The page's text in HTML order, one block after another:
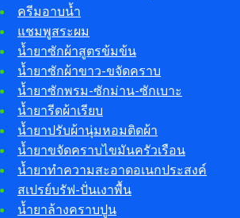
ครีมอาบน้ำ
แชมพูสระผม
น้ำยาซักผ้าสูตรข้มข้น
น้ำยาซักผ้าขาว-ขจัดคราบ
น้ำยาซักพรม-ซักม่าน-ซักเบาะ
น้ำยารีดผ้าเรียบ
น้ำยาปรับผ้านุ่มหอมติดผ้า
น้ำยาขจัดคราบไขมันครัวเรือน
น้ำยาทำความสะอาดอเนกประสงค์
สเปรย์บรัฟ-ปั่นเงาพื้น
น้ำยาล้างคราบปูน